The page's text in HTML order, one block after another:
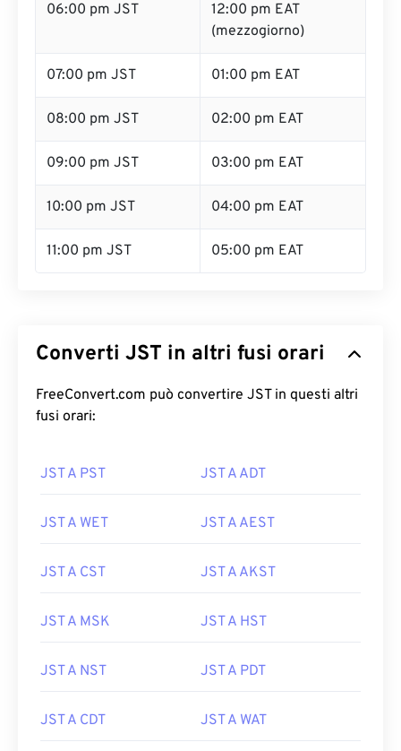
06:00 pm JST
12:00 pm EAT
(mezzogiorno)
07:00 pm JST 01:00 pm EAT
08:00 pm JST 02:00 pm EAT
09:00 pm JST 03:00 pm EAT
10:00 pm JST 04:00 pm EAT
11:00 pm JST 05:00 pm EAT
Converti JST in altri fusi orari
FreeConvert.com può convertire JST in questi altri
fusi orari:
JST A PST JST A ADT
JST A WET JST A AEST
JST A CST JST A AKST
JST A MSK JST A HST
JST A NST JST A PDT
JST A CDT JST A WAT